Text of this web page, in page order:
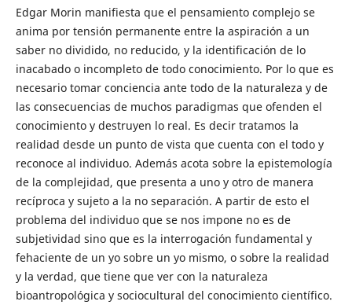
Edgar Morin manifiesta que el pensamiento complejo se
anima por tensión permanente entre la aspiración a un
saber no dividido, no reducido, y la identificación de lo
inacabado o incompleto de todo conocimiento. Por lo que es
necesario tomar conciencia ante todo de la naturaleza y de
las consecuencias de muchos paradigmas que ofenden el
conocimiento y destruyen lo real. Es decir tratamos la
realidad desde un punto de vista que cuenta con el todo y
reconoce al individuo. Además acota sobre la epistemología
de la complejidad, que presenta a uno y otro de manera
recíproca y sujeto a la no separación. A partir de esto el
problema del individuo que se nos impone no es de
subjetividad sino que es la interrogación fundamental y
fehaciente de un yo sobre un yo mismo, o sobre la realidad
y la verdad, que tiene que ver con la naturaleza
bioantropológica y sociocultural del conocimiento científico.